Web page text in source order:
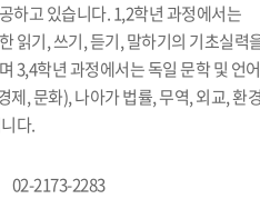
하고 있습니다. 1,2학년 과정에서는
읽기, 쓰기, 듣기, 말하기의 기초실력
3,4학년 과정에서는 독일 문학 및 언
제, 문화), 나아가 법률, 무역, 외교, 환
다.
02-2173-2283